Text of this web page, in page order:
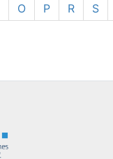
O P R S